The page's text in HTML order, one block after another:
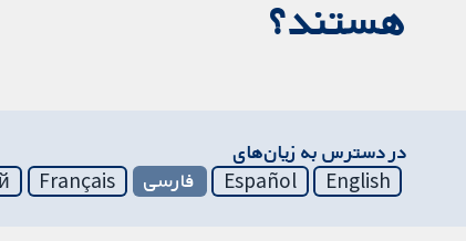
هستند؟
در دسترس به زیان‌های
English
Español فارسی Français